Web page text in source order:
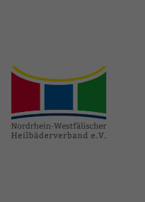
heilbaeder.de